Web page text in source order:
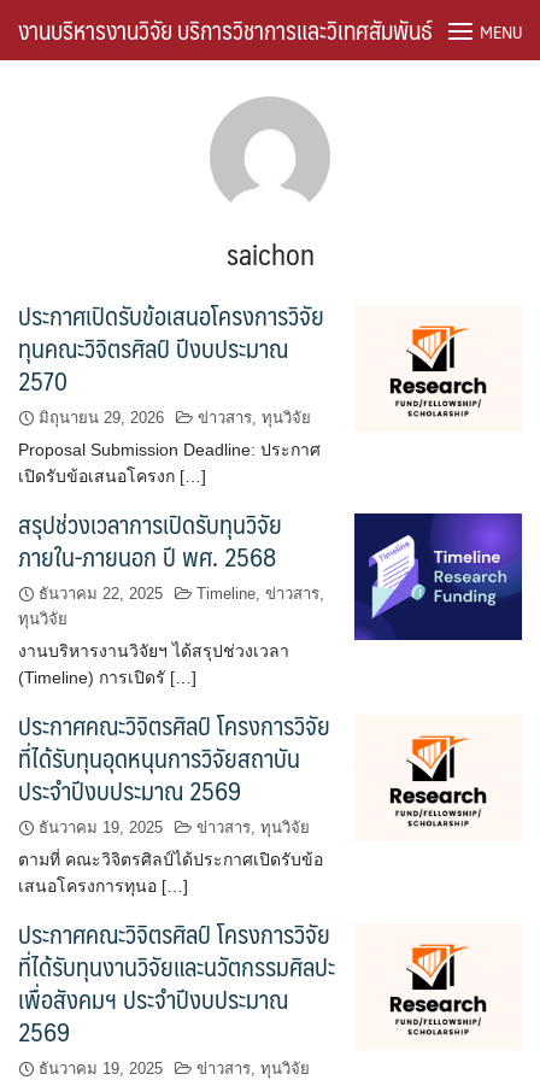
Frontpage of research
Sample Page
Timeline
คู่มือการปฏิบัติงาน
ดาวน์โหลด
ดาวน์โหลดเอกสารเพิ่มเติม
ติดต่อเรา
คณะวิจิตรศิลป์ เปิดรับทุนวิจัย/ ทุนหนังสือ-ตำราปีงบประมาณ 2565
(เพิ่มเติม) 3 ประเภท
ทุนของคณะวิจิตรศิลป์ ปีงบประมาณ 2565
บุคลากร
รายการทรัพย์สินทางปัญญา
วารสารวิจิตรศิลป์ ได้เผยแพร่บทความทางด้านศิลปกรรม ในระบบ
วารสารวิจิตรศิลป์ออนไลน์ (ThaiJO)
งานบริหารงานวิจัย บริการวิชาการและวิเทศสัมพันธ์ MENU
saichon
ประกาศเปิดรับข้อเสนอโครงการวิจัย
ทุนคณะวิจิตรศิลป์ ปีงบประมาณ
2570
มิถุนายน 29, 2026 ข่าวสาร, ทุนวิจัย
Proposal Submission Deadline: ประกาศ
เปิดรับข้อเสนอโครงก […]
สรุปช่วงเวลาการเปิดรับทุนวิจัย
ภายใน-ภายนอก ปี พศ. 2568
ธันวาคม 22, 2025 Timeline, ข่าวสาร,
ทุนวิจัย
งานบริหารงานวิจัยฯ ได้สรุปช่วงเวลา
(Timeline) การเปิดรั […]
ประกาศคณะวิจิตรศิลป์ โครงการวิจัย
ที่ได้รับทุนอุดหนุนการวิจัยสถาบัน
ประจำปีงบประมาณ 2569
ธันวาคม 19, 2025 ข่าวสาร, ทุนวิจัย
ตามที่ คณะวิจิตรศิลป์ได้ประกาศเปิดรับข้อ
เสนอโครงการทุนอ […]
ประกาศคณะวิจิตรศิลป์ โครงการวิจัย
ที่ได้รับทุนงานวิจัยและนวัตกรรมศิลปะ
เพื่อสังคมฯ ประจำปีงบประมาณ
2569
ธันวาคม 19, 2025 ข่าวสาร, ทุนวิจัย